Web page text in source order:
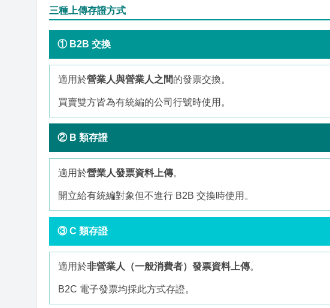
三種上傳存證方式
① B2B 交換
適用於營業人與營業人之間的發票交換。
買賣雙方皆為有統編的公司行號時使用。
② B 類存證
適用於營業人發票資料上傳。
開立給有統編對象但不進行 B2B 交換時使用。
③ C 類存證
適用於非營業人（一般消費者）發票資料上傳。
B2C 電子發票均採此方式存證。